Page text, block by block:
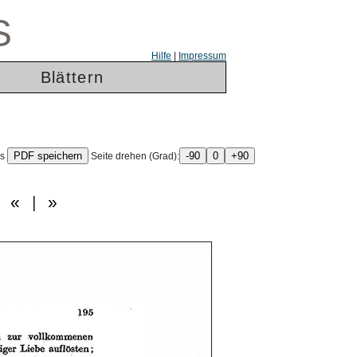
Hilfe Impressum
Blättern
Seite drehen (Grad):
« | »